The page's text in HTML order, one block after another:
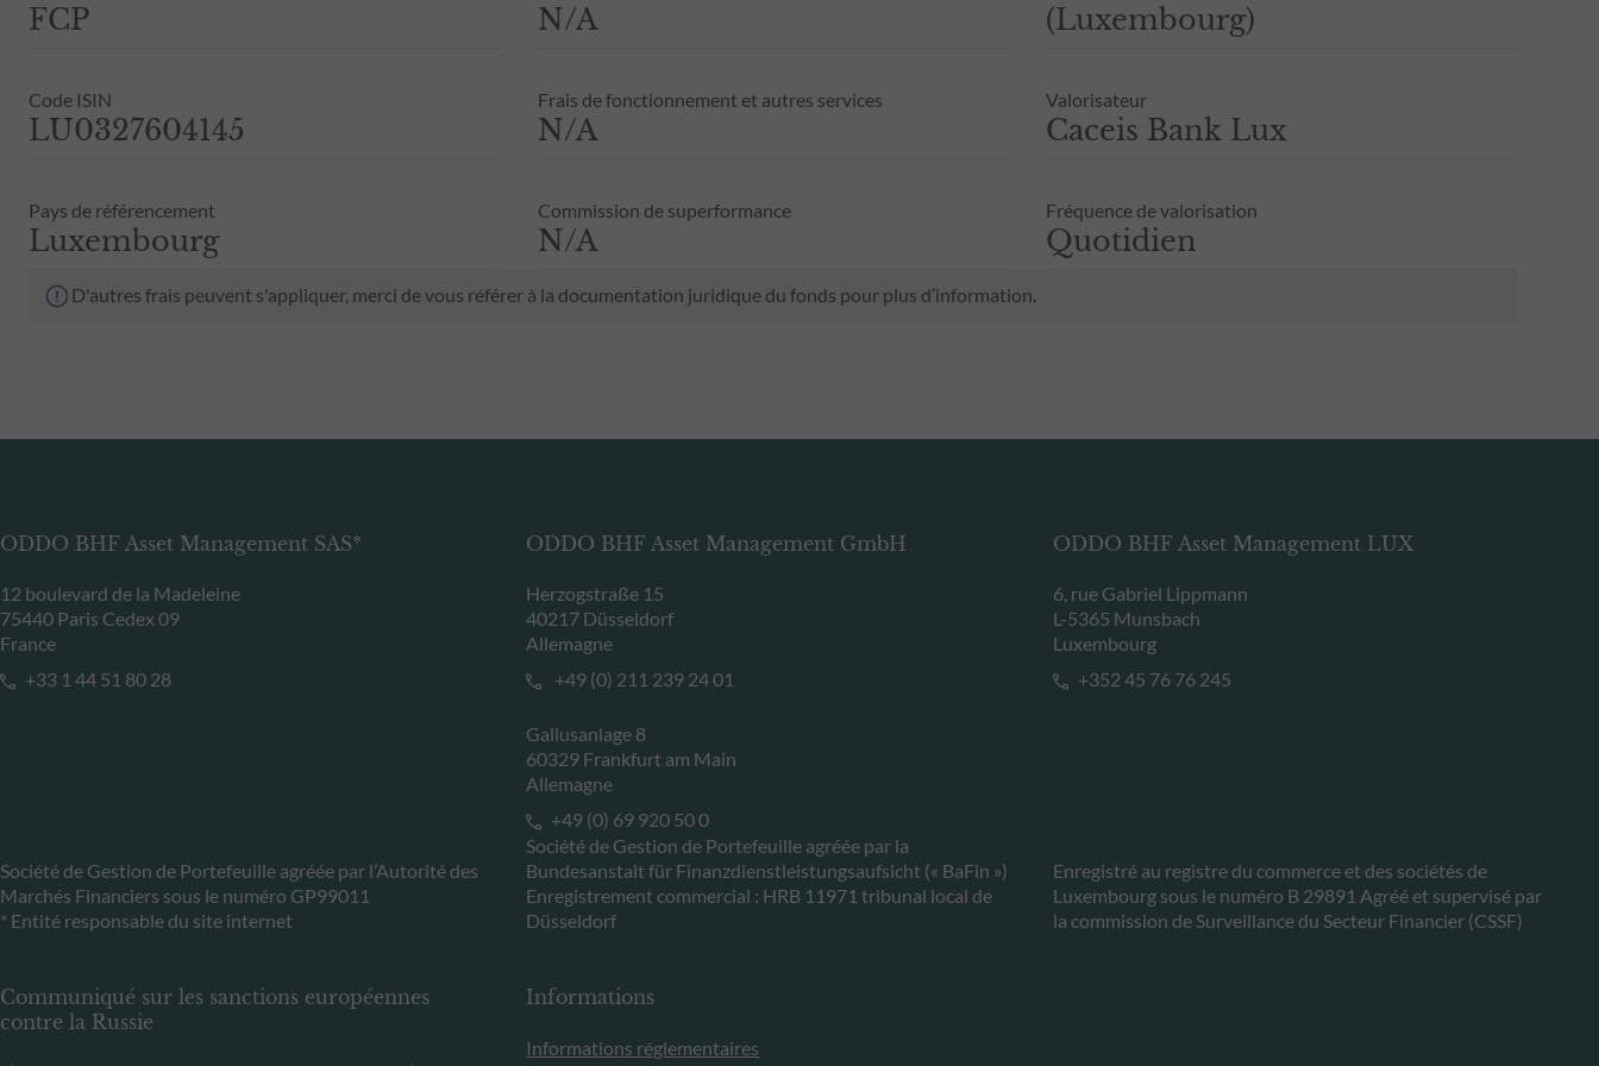
FCP
Code ISIN
LU0327604145
Pays de référencement
Luxembourg
N/A
Frais de fonctionnement et autres services
N/A
Commission de superformance
N/A
(Luxembourg)
Valorisateur
Caceis Bank Lux
Fréquence de valorisation
Quotidien
D'autres frais peuvent s'appliquer, merci de vous référer à la documentation juridique du fonds pour plus d’information.
ODDO BHF Asset Management SAS*
12 boulevard de la Madeleine
75440 Paris Cedex 09
France
+33 1 44 51 80 28
Société de Gestion de Portefeuille agréée par l’Autorité des
Marchés Financiers sous le numéro GP99011
* Entité responsable du site internet
ODDO BHF Asset Management GmbH
Herzogstraße 15
40217 Düsseldorf
Allemagne
+49 (0) 211 239 24 01
Gallusanlage 8
60329 Frankfurt am Main
Allemagne
+49 (0) 69 920 50 0
Société de Gestion de Portefeuille agréée par la
Bundesanstalt für Finanzdienstleistungsaufsicht (« BaFin »)
Enregistrement commercial : HRB 11971 tribunal local de
Düsseldorf
ODDO BHF Asset Management LUX
6, rue Gabriel Lippmann
L-5365 Munsbach
Luxembourg
+352 45 76 76 245
Enregistré au registre du commerce et des sociétés de
Luxembourg sous le numéro B 29891 Agréé et supervisé par
la commission de Surveillance du Secteur Financier (CSSF)
Communiqué sur les sanctions européennes
contre la Russie
Informations
Informations réglementaires